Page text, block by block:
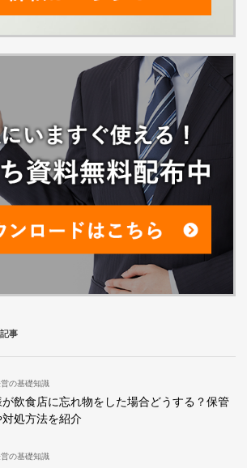
事
の基礎知識
が飲食店に忘れ物をした場合どうする？保管
処方法を紹介
の基礎知識